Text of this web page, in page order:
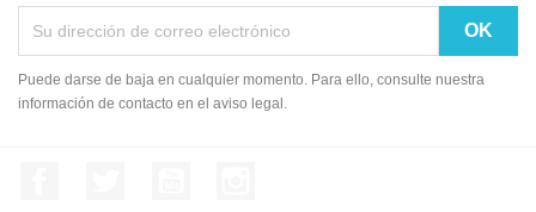
Puede darse de baja en cualquier momento. Para ello, consulte nuestra
información de contacto en el aviso legal.